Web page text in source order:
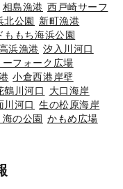
相島漁港 西戸崎サーフ
北公園 新町漁港
ももち海浜公園
浜漁港 汐入川河口
ーフォーク広場
小倉西港岸壁
鶴川河口
大口海岸
川河口 生の松原海岸
の公園 かもめ広場